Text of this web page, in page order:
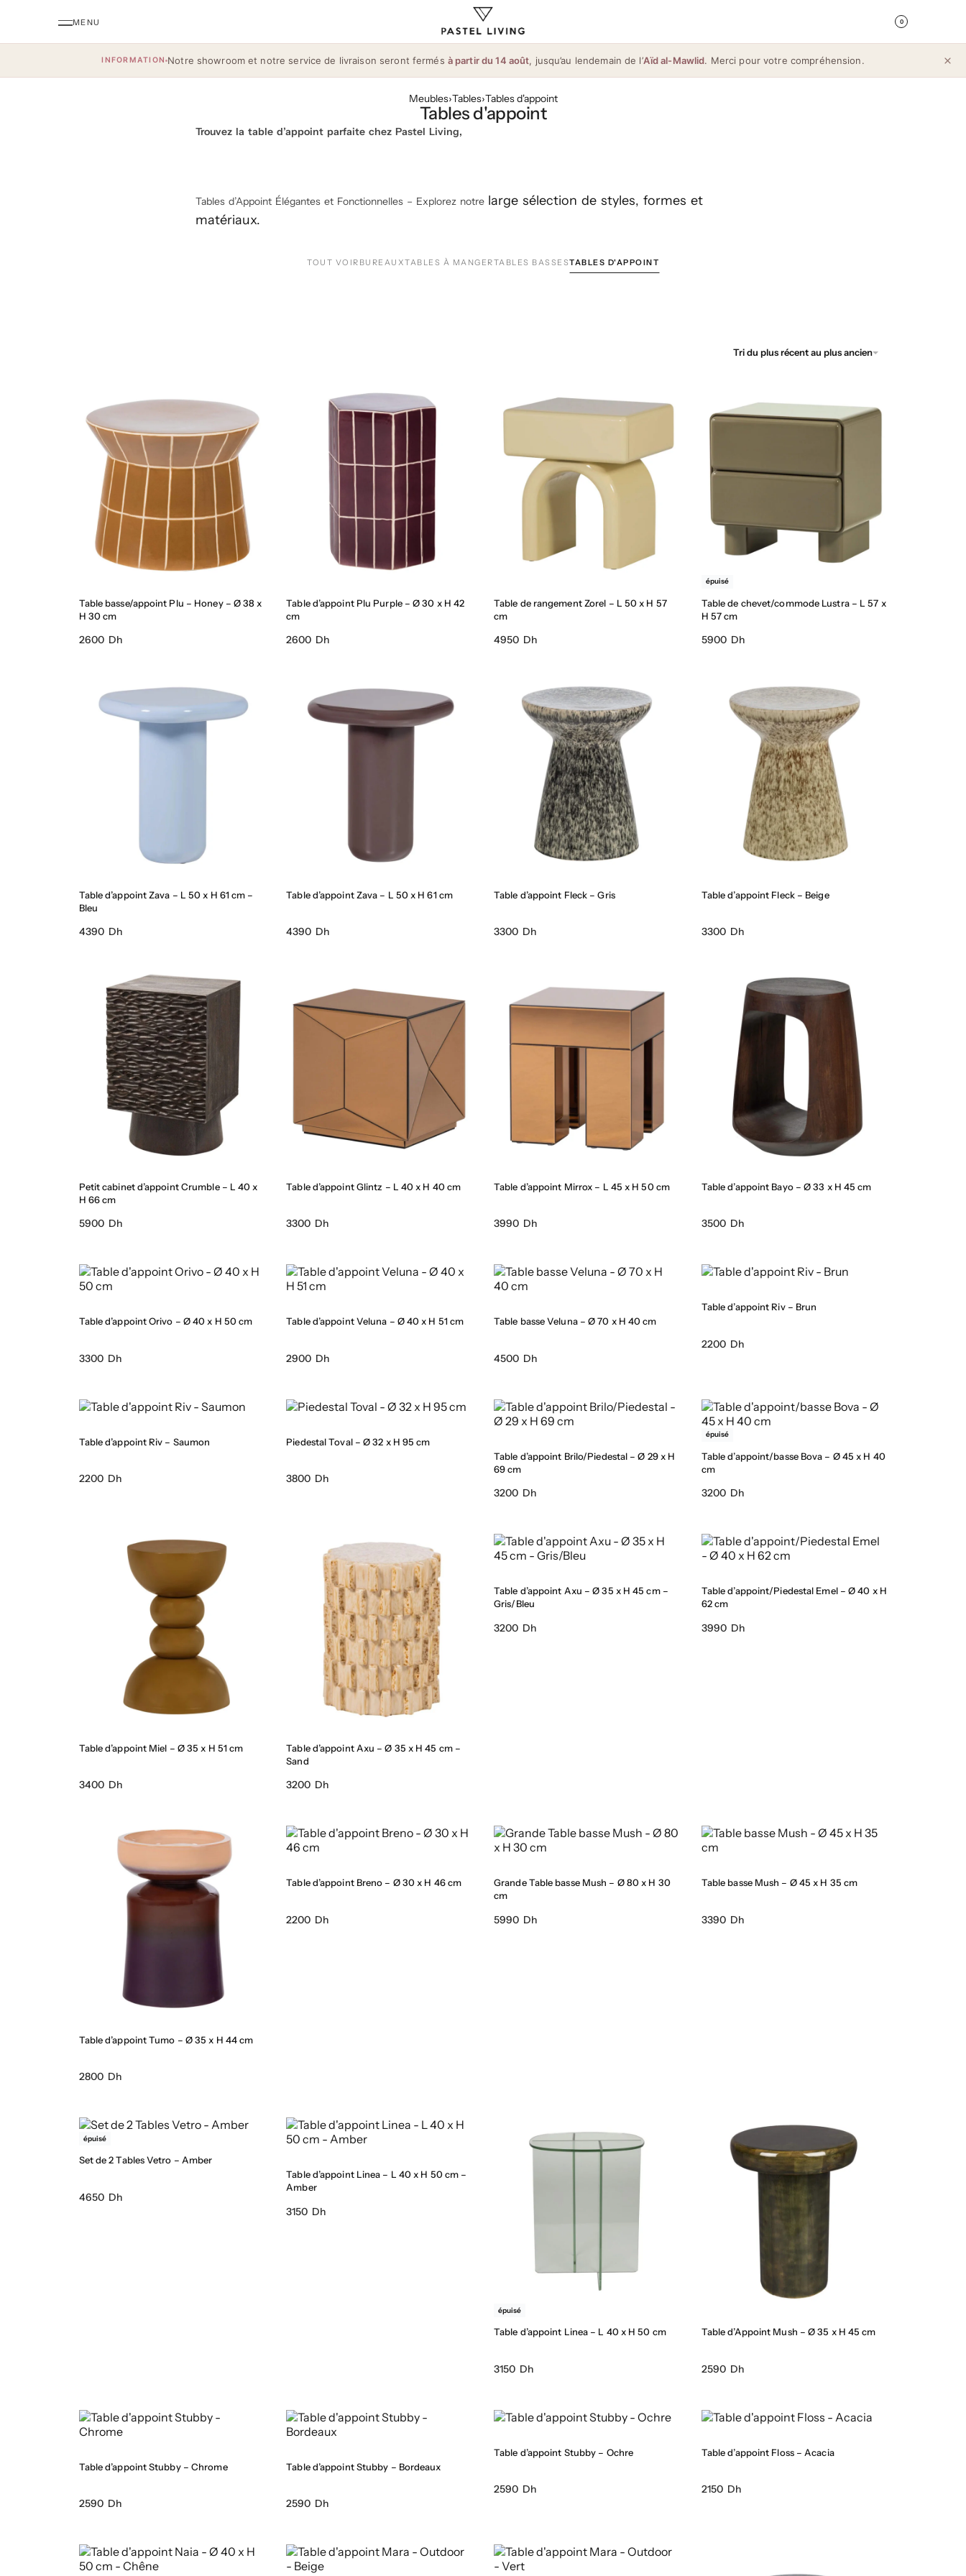
0
INFORMATION Notre showroom et notre service de livraison seront fermés à partir du 14 août, jusqu’au lendemain de l’Aïd al-Mawlid. Merci pour votre compréhension.
Meubles›Tables›Tables d'appoint
Tables d'appoint
Trouvez la table d’appoint parfaite chez Pastel Living,
Tables d’Appoint Élégantes et Fonctionnelles – Explorez notre large sélection de styles, formes et
matériaux.
TOUT VOIR BUREAUXTABLES À MANGERTABLES BASSESTABLES D'APPOINT
Tri du plus récent au plus ancien
Table basse/appoint Plu – Honey – Ø 38 x
H 30 cm
2600 Dh
Table d’appoint Plu Purple – Ø 30 x H 42
cm
2600 Dh
Table de rangement Zorel – L 50 x H 57
cm
4950 Dh
épuisé
Table de chevet/commode Lustra – L 57 x
H 57 cm
5900 Dh
Table d’appoint Zava – L 50 x H 61 cm –
Bleu
4390 Dh
Table d’appoint Zava – L 50 x H 61 cm
4390 Dh
Table d’appoint Fleck – Gris
3300 Dh
Table d’appoint Fleck – Beige
3300 Dh
Petit cabinet d’appoint Crumble – L 40 x
H 66 cm
5900 Dh
Table d’appoint Glintz – L 40 x H 40 cm
3300 Dh
Table d’appoint Mirrox – L 45 x H 50 cm
3990 Dh
Table d’appoint Bayo – Ø 33 x H 45 cm
3500 Dh
Table d’appoint Orivo – Ø 40 x H 50 cm
3300 Dh
Table d’appoint Veluna – Ø 40 x H 51 cm
2900 Dh
Table basse Veluna – Ø 70 x H 40 cm
4500 Dh
Table d’appoint Riv – Brun
2200 Dh
Table d’appoint Riv – Saumon
2200 Dh
Piedestal Toval – Ø 32 x H 95 cm
3800 Dh
Table d’appoint Brilo/Piedestal – Ø 29 x H
69 cm
3200 Dh
épuisé
Table d’appoint/basse Bova – Ø 45 x H 40
cm
3200 Dh
Table d’appoint Miel – Ø 35 x H 51 cm
3400 Dh
Table d’appoint Axu – Ø 35 x H 45 cm –
Sand
3200 Dh
Table d’appoint Axu – Ø 35 x H 45 cm –
Gris/Bleu
3200 Dh
Table d’appoint/Piedestal Emel – Ø 40 x H
62 cm
3990 Dh
Table d’appoint Tumo – Ø 35 x H 44 cm
2800 Dh
Table d’appoint Breno – Ø 30 x H 46 cm
2200 Dh
Grande Table basse Mush – Ø 80 x H 30
cm
5990 Dh
Table basse Mush – Ø 45 x H 35 cm
3390 Dh
épuisé
Set de 2 Tables Vetro – Amber
4650 Dh
Table d’appoint Linea – L 40 x H 50 cm –
Amber
3150 Dh
épuisé
Table d’appoint Linea – L 40 x H 50 cm
3150 Dh
Table d’Appoint Mush – Ø 35 x H 45 cm
2590 Dh
Table d’appoint Stubby – Chrome
2590 Dh
Table d’appoint Stubby – Bordeaux
2590 Dh
Table d’appoint Stubby – Ochre
2590 Dh
Table d’appoint Floss – Acacia
2150 Dh